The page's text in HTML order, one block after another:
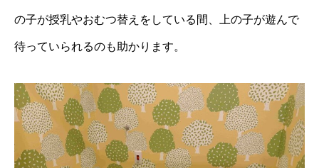
の子が授乳やおむつ替えをしている間、上の子が遊んで
待っていられるのも助かります。